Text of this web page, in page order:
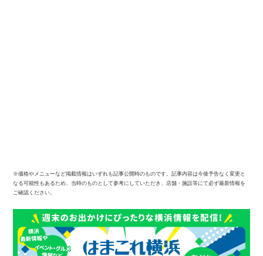
※価格やメニューなど掲載情報はいずれも記事公開時のものです。記事内容は今後予告なく変更と
なる可能性もあるため、当時のものとして参考にしていただき、店舗・施設等にて必ず最新情報を
ご確認ください。